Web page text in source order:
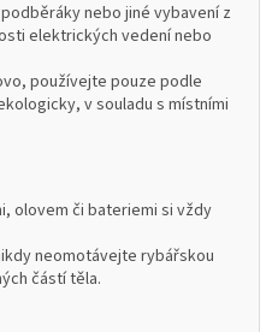
nebo jiné vybavení z
elektrických vedení nebo
používejte pouze podle
v souladu s místními
olovem či bateriemi si vždy
neomotávejte rybářskou
částí těla.